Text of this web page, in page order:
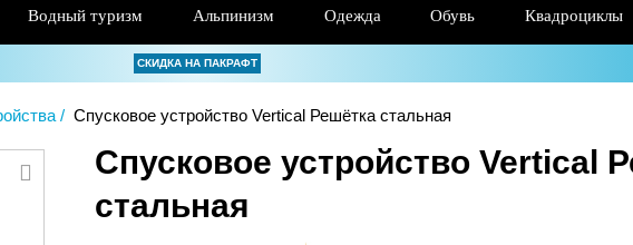
Водный туризм Альпинизм Одежда Обувь Квадроциклы
СКИДКА НА ПАКРАФТ
Спусковое устройство Vertical Решётка стальная
Спусковое устройство Vertical
стальная